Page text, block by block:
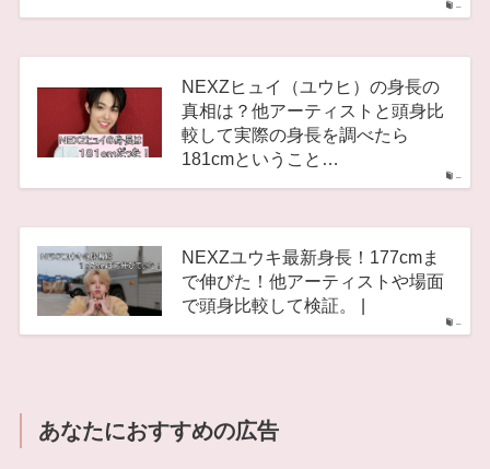
–
–
NEXZヒュイ（ユウヒ）の身長の
真相は？他アーティストと頭身比
較して実際の身長を調べたら
181cmということ…
–
NEXZユウキ最新身長！177cmま
で伸びた！他アーティストや場面
で頭身比較して検証。 |
あなたにおすすめの広告